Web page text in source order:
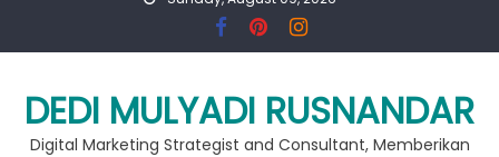
Apa bedanya kata pengantar pendahuluan dan prakata
Private Google for Business
Workshop Google for Business
DEDI MULYADI RUSNANDAR
Digital Marketing Strategist and Consultant, Memberikan